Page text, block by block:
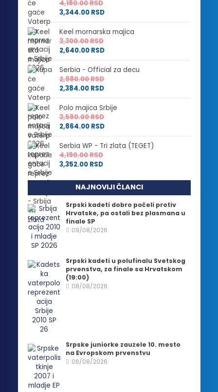
4,180.00RSD
3,344.00 RSD
Keel mornarska majica
3,300.00RSD
2,640.00 RSD
Serbia - Official za decu
2,980.00RSD
2,384.00 RSD
Polo majica Srbije
3,580.00RSD
2,864.00 RSD
Serbia WP - Tri zlata (TEGET)
4,190.00RSD
3,352.00 RSD
NAJNOVIJI ČLANCI
Srpski kadeti dobro počeli protiv
Hrvatske, pa ostali bez plasmana u
finale SP
09/08/2026
Srpski kadeti u polufinalu Svetskog
prvenstva, za finale sa Hrvatskom
(19:00)
08/08/2026
Srpske juniorke zauzele 10. mesto
na Evropskom prvenstvu
06/08/2026